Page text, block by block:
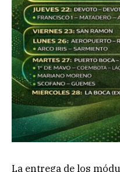
La entrega de los